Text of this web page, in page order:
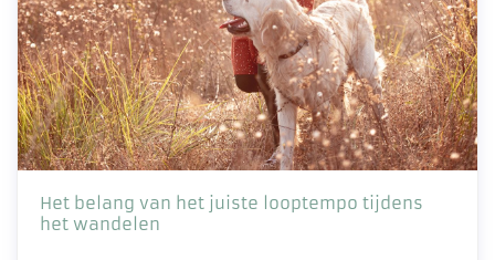
Het belang van het juiste looptempo tijdens
het wandelen